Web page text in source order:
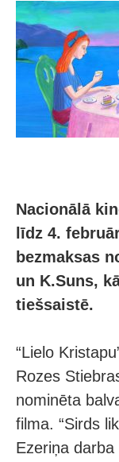
Nacionālā
līdz 4.
bezmaksas
un K.Suns,
tiešsaistē.
“Lielo
Rozes
nominēta
filma. “Sirds
Ezeriņa